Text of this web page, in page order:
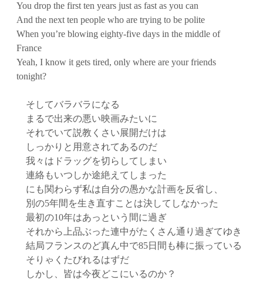
You drop the first ten years just as fast as you can
And the next ten people who are trying to be polite
When you’re blowing eighty-five days in the middle of
France
Yeah, I know it gets tired, only where are your friends
tonight?
そしてバラバラになる
まるで出来の悪い映画みたいに
それでいて説教くさい展開だけは
しっかりと用意されてあるのだ
我々はドラッグを切らしてしまい
連絡もいつしか途絶えてしまった
にも関わらず私は自分の愚かな計画を反省し、
別の5年間を生き直すことは決してしなかった
最初の10年はあっという間に過ぎ
それから上品ぶった連中がたくさん通り過ぎてゆき
結局フランスのど真ん中で85日間も棒に振っている
そりゃくたびれるはずだ
しかし、皆は今夜どこにいるのか？